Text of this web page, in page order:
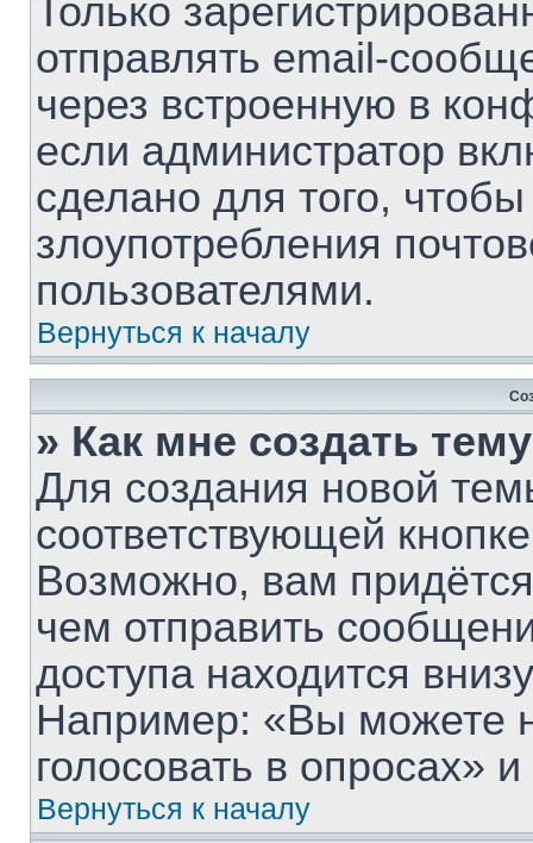
Только
отправлять email-
через встроенную в
если администратор
сделано для того,
злоупотребления
пользователями.
Вернуться к началу
» Как мне создать
Для создания новой
соответствующей
Возможно, вам
чем отправить
доступа находится
Например: «Вы можете
голосовать в опросах» и
Вернуться к началу